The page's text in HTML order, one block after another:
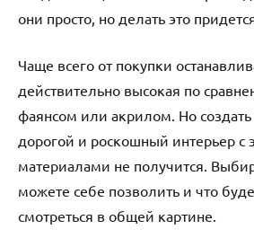
они просто, но делать это
Чаще всего от покупки
действительно высокая по
фаянсом или акрилом. Но
дорогой и роскошный интерьер с
материалами не получится.
можете себе позволить и что
смотреться в общей картине.